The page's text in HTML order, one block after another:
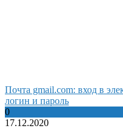
Почта gmail.com: вход в
логин и пароль
0
17.12.2020